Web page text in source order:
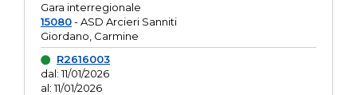
Gara interregionale
15080- ASD Arcieri Sanniti
Giordano, Carmine
R2616003
dal: 11/01/2026
al: 11/01/2026